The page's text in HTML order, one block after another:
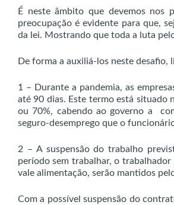
É neste âmbito que devemos nos
preocupação é evidente para que,
da lei. Mostrando que toda a luta
De forma a auxiliá-los neste desafio,
1 – Durante a pandemia, as
até 90 dias. Este termo está situado
ou 70%, cabendo ao governo a
seguro-desemprego que o
2 – A suspensão do trabalho
período sem trabalhar, o
vale alimentação, serão mantidos
Com a possível suspensão do